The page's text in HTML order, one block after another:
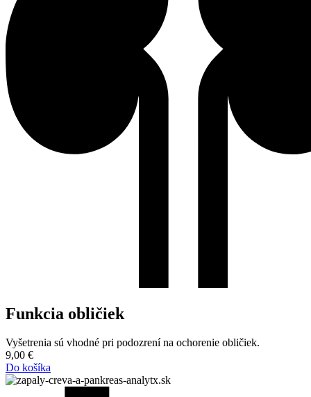
Funkcia obličiek
Vyšetrenia sú vhodné pri podozrení na ochorenie obličiek.
9,00 €
Do košíka